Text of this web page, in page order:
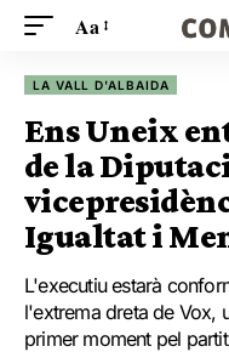
Aa
LA VALL D'ALBAIDA
Ens Uneix
de la
Igualtat i
L'executiu estarà
l'extrema dreta de Vox,
primer moment pel